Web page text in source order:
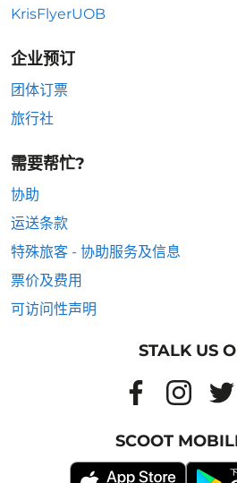
KrisFlyerUOB
企业预订
团体订票
旅行社
需要帮忙?
协助
运送条款
特殊旅客 - 协助服务及信息
票价及费用
可访问性声明
STALK US
SCOOT